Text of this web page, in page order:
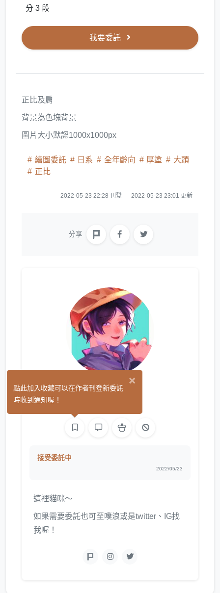
分 3 段
我要委託
正比及肩
背景為色塊背景
圖片大小默認1000x1000px
繪圖委託 日系 全年齡向 厚塗
大頭
正比
2022-05-23 22:28 刊登 2022-05-23 23:01 更新
分享
貓咪 (0)
接受委託中
2022/05/23
這裡貓咪～
如果需要委託也可至噗浪或是twitter、IG找
我喔！
×
點此加入收藏可以在作者刊登新委託
時收到通知喔！